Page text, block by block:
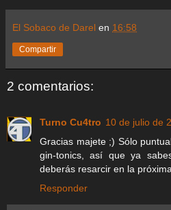
El Sobaco de Darel en 16:58
Compartir
2 comentarios:
Turno Cu4tro 10 de julio de
Gracias majete ;) Sólo
gin-tonics, así que ya
deberás resarcir en la
Responder